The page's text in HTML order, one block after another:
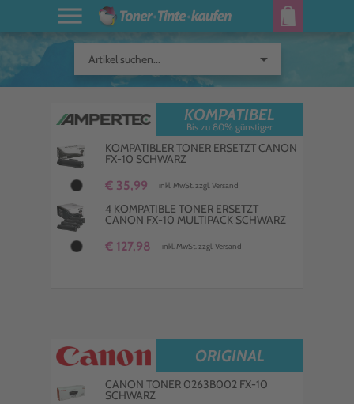
Artikel suchen... arrow_drop_down
KOMPATIBEL
Bis zu 80% günstiger
KOMPATIBLER TONER ERSETZT CANON
FX-10 SCHWARZ
€ 35,99 inkl. MwSt. zzgl. Versand
4 KOMPATIBLE TONER ERSETZT
CANON FX-10 MULTIPACK SCHWARZ
€ 127,98 inkl. MwSt. zzgl. Versand
ORIGINAL
CANON TONER 0263B002 FX-10
SCHWARZ